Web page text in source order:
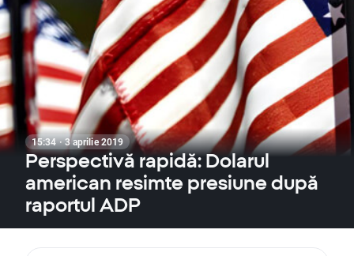
15:34 · 3 aprilie 2019
Perspectivă rapidă: Dolarul
american resimte presiune după
raportul ADP